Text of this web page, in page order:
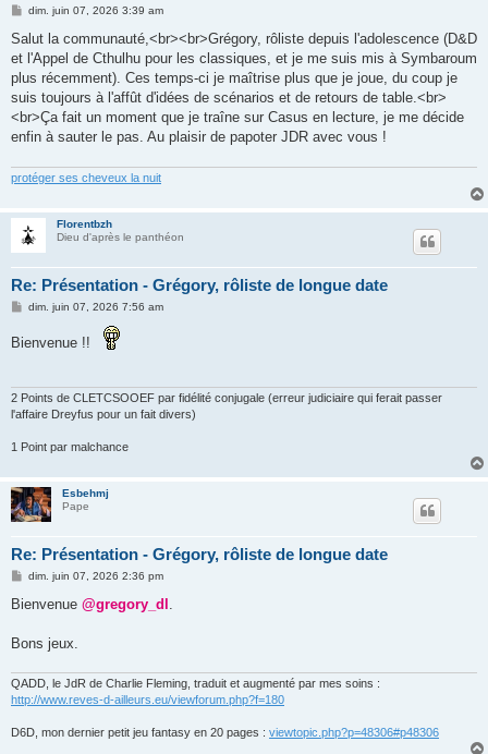
M
s
a
g
dim. juin 07, 2026 3:39 am
Salut la communauté,<br><br>Grégory, rôliste depuis l'adolescence (D&D
et l'Appel de Cthulhu pour les classiques, et je me suis mis à Symbaroum
plus récemment). Ces temps-ci je maîtrise plus que je joue, du coup je
suis toujours à l'affût d'idées de scénarios et de retours de table.<br>
<br>Ça fait un moment que je traîne sur Casus en lecture, je me décide
enfin à sauter le pas. Au plaisir de papoter JDR avec vous !
protéger ses cheveux la nuit
Florentbzh
Dieu d'après le panthéon
Re: Présentation - Grégory, rôliste de longue date
M
s
dim. juin 07, 2026 7:56 am
Bienvenue !!
2 Points de CLETCSOOEF par fidélité conjugale (erreur judiciaire qui ferait passer
l'affaire Dreyfus pour un fait divers)
1 Point par malchance
Esbehmj
Pape
Re: Présentation - Grégory, rôliste de longue date
M
s
g
dim. juin 07, 2026 2:36 pm
Bienvenue @gregory_dl
Bons jeux.
QADD, le JdR de Charlie Fleming, traduit et augmenté par mes soins :
http://www.reves-d-ailleurs.eu/viewforum.php?f=180
D6D, mon dernier petit jeu fantasy en 20 pages : viewtopic.php?p=48306#p48306